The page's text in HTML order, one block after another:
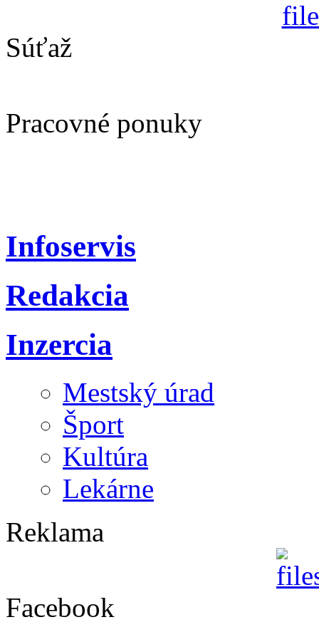
Súťaž
Pracovné ponuky
Infoservis
Redakcia
Inzercia
Mestský úrad
Šport
Kultúra
Lekárne
Reklama
Facebook